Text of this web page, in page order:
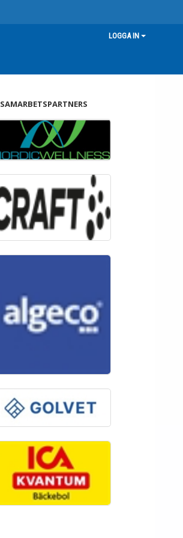
LOGGA IN
SAMARBETSPARTNERS